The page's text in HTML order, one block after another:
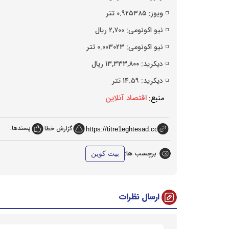
◽️ ویوز: ۰.۹۲۵۳۸۵ تتر
◽️ نیو اکونومی: ۲,۷۰۰ ریال
◽️ نیو اکونومی: ۰.۰۰۳۰۲۳ تتر
◽️ دیکرید: ۱۳,۳۳۳,۸۰۰ ریال
◽️ دیکرید: ۱۴.۵۹ تتر
منبع: اقتصاد آنلاین
گزارش خطا پسندها:
برچسب ها: بیت کوین
ارسال نظرات